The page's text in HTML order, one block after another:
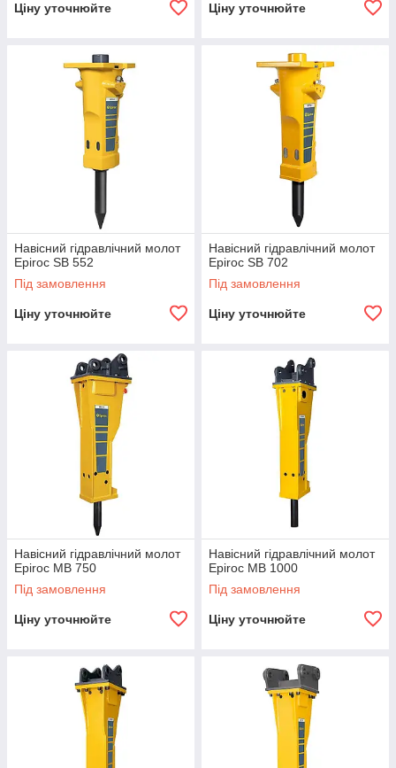
Ціну уточнюйте Ціну уточнюйте
Навісний гідравлічний молот
Epiroc SB 552
Під замовлення
Ціну уточнюйте
Навісний гідравлічний молот
Epiroc SB 702
Під замовлення
Ціну уточнюйте
Навісний гідравлічний молот
Epiroc MB 750
Під замовлення
Ціну уточнюйте
Навісний гідравлічний молот
Epiroc MB 1000
Під замовлення
Ціну уточнюйте